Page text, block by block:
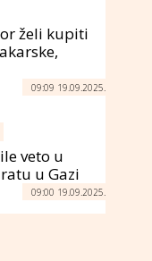
želi kupiti
09:09 19.09.2025.
veto u
u Gazi
09:00 19.09.2025.